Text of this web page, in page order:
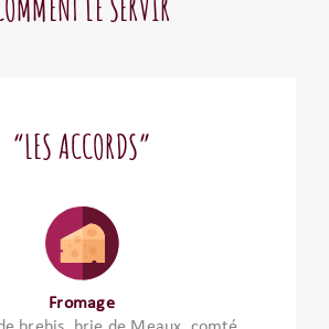
“LES ACCORDS”
Fromage